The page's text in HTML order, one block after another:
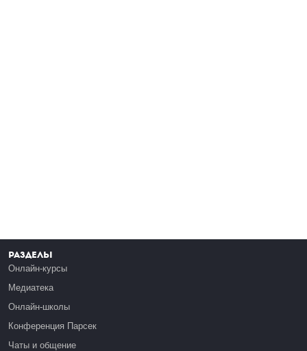
Разделы
Онлайн-курсы
Медиатека
Онлайн-школы
Конференция Парсек
Чаты и общение